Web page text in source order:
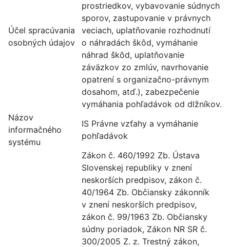
Účel spracúvania
osobných údajov
prostriedkov, vybavovanie súdnych
sporov, zastupovanie v právnych
veciach, uplatňovanie rozhodnutí
o náhradách škôd, vymáhanie
náhrad škôd, uplatňovanie
záväzkov zo zmlúv, navrhovanie
opatrení s organizačno-právnym
dosahom, atď.), zabezpečenie
vymáhania pohľadávok od dlžníkov.
Názov
informačného
systému
IS Právne vzťahy a vymáhanie
pohľadávok
Zákon č. 460/1992 Zb. Ústava
Slovenskej republiky v znení
neskorších predpisov, zákon č.
40/1964 Zb. Občiansky zákonník
v znení neskorších predpisov,
zákon č. 99/1963 Zb. Občiansky
súdny poriadok, Zákon NR SR č.
300/2005 Z. z. Trestný zákon,